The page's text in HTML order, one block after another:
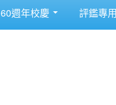
60週年校慶 評鑑專用